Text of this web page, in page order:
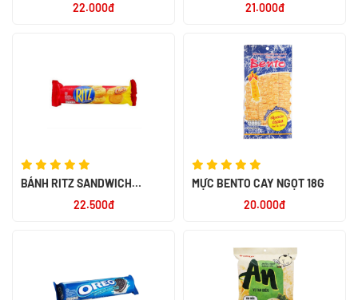
22.000đ
21.000đ
BÁNH RITZ SANDWICH
22.500đ
MỰC BENTO CAY NGỌT 18G
20.000đ